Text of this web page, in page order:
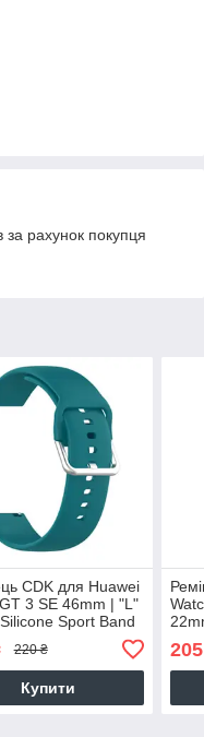
рахунок покупця
CDK для Huawei
3 SE 46mm | "L"
Sport Band
220 ₴
Купити
205